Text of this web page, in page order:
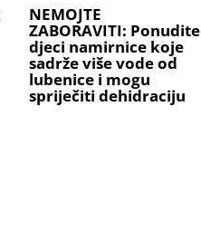
NEMOJTE
ZABORAVITI: Ponudite
djeci namirnice koje
sadrže više vode od
lubenice i mogu
spriječiti dehidraciju